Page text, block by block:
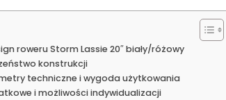
roweru Storm Lassie 20″ biały/różowy
konstrukcji
techniczne i wygoda użytkowania
i możliwości indywidualizacji